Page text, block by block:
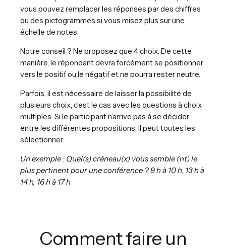
vous pouvez remplacer les réponses par des chiffres
ou des pictogrammes si vous misez plus sur une
échelle de notes.
Notre conseil ? Ne proposez que 4 choix. De cette
manière, le répondant devra forcément se positionner
vers le positif ou le négatif et ne pourra rester neutre.
Parfois, il est nécessaire de laisser la possibilité de
plusieurs choix, c’est le cas avec les questions à choix
multiples. Si le participant n’arrive pas à se décider
entre les différentes propositions, il peut toutes les
sélectionner.
Un exemple : Quel(s) créneau(x) vous semble (nt) le
plus pertinent pour une conférence ? 9 h à 10 h, 13 h à
14 h, 16 h à 17 h
Comment faire un